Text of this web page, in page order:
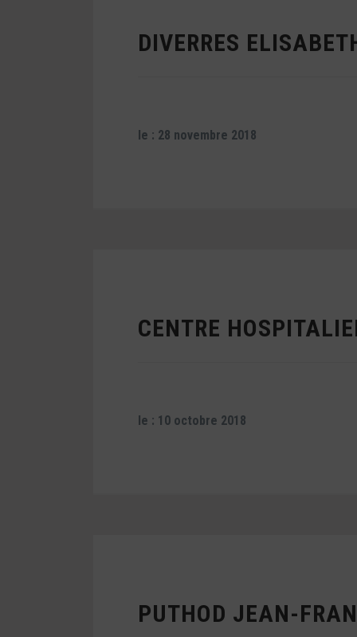
DIVERRES
le : 28 novembre 2018
CENTRE
le : 10 octobre 2018
PUTHOD JEAN-